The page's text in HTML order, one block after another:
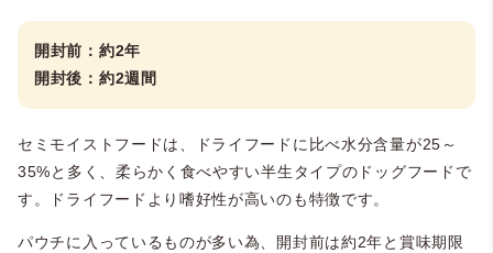
開封前：約2年
開封後：約2週間
セミモイストフードは、ドライフードに比べ水分含量が25～
35%と多く、柔らかく食べやすい半生タイプのドッグフードで
す。ドライフードより嗜好性が高いのも特徴です。
パウチに入っているものが多い為、開封前は約2年と賞味期限